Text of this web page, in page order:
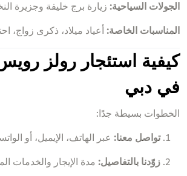
الجولات السياحية: زيارة برج خليفة وجزيرة
المناسبات الخاصة: أعياد ميلاد، ذكرى زواج،
كيفية استئجار رولز
في دبي
الخطوات بسيطة جدًا:
تواصل معنا: عبر الهاتف، الإيميل، أو
زوّدنا بالتفاصيل: مدة الإيجار والخدمات